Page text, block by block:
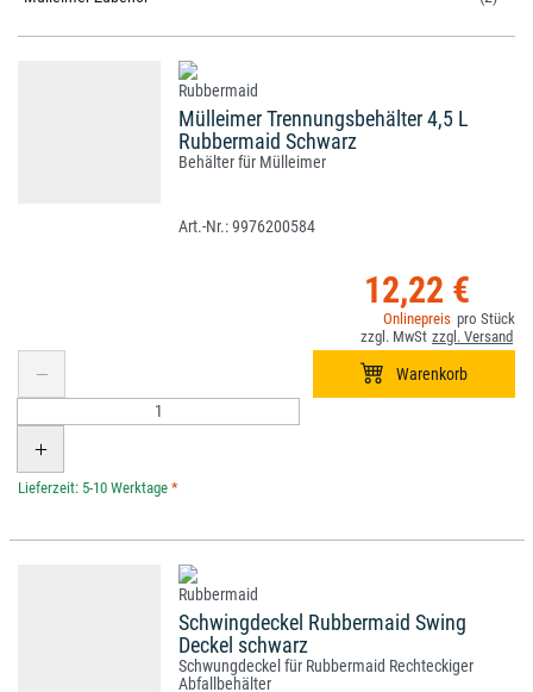
Mülleimer Trennungsbehälter 4,5 L
Rubbermaid Schwarz
Behälter für Mülleimer
9976200584
12,22 €
*
Schwingdeckel Rubbermaid Swing
Deckel schwarz
Schwungdeckel für Rubbermaid Rechteckiger
Abfallbehälter